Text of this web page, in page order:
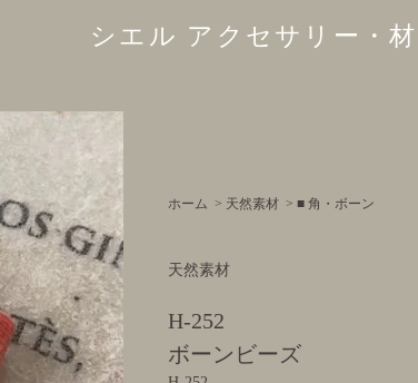
シエル アクセサリー・
ホーム > 天然素材 > ■ 角・ボーン
天然素材
H-252
ボーンビーズ